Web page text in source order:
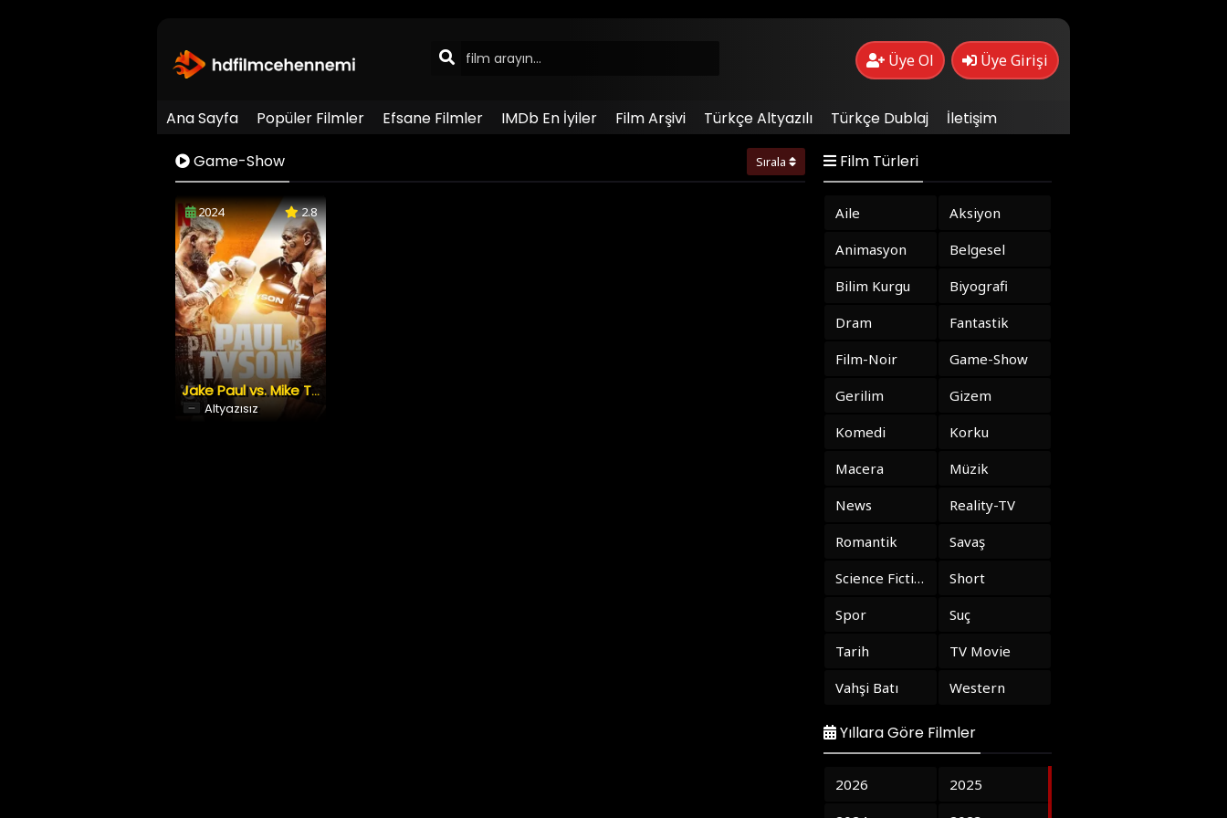
Üye Ol Üye Girişi
Ana Sayfa Popüler Filmler Efsane Filmler IMDb En İyiler Film Arşivi Türkçe Altyazılı Türkçe Dublaj İletişim
Game-Show Sırala
2024 2.8
Jake Paul vs. Mike Tyson
Altyazısız
Film Türleri
Aile
Aksiyon
Animasyon
Belgesel
Bilim Kurgu
Biyografi
Dram
Fantastik
Film-Noir
Game-Show
Gerilim
Gizem
Komedi
Korku
Macera
Müzik
News
Reality-TV
Romantik
Savaş
Science Fiction
Short
Spor
Suç
Tarih
TV Movie
Vahşi Batı
Western
Yıllara Göre Filmler
2026
2025